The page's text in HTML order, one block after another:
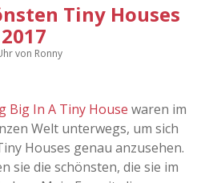
Disco
mal so
Sinnwahn
Contact
2011
2012
instagram
rss soundcloud
vimeo
Tiny Houses
von Ronny
Big In A Tiny House waren im
Welt unterwegs, um sich
Houses genau anzusehen.
sie die schönsten, die sie im